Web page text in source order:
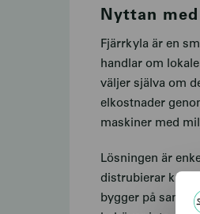
Nyttan
Fjärrkyla är en
handlar om
väljer själva om
elkostnader
maskiner med
Lösningen är
distrubierar
bygger på